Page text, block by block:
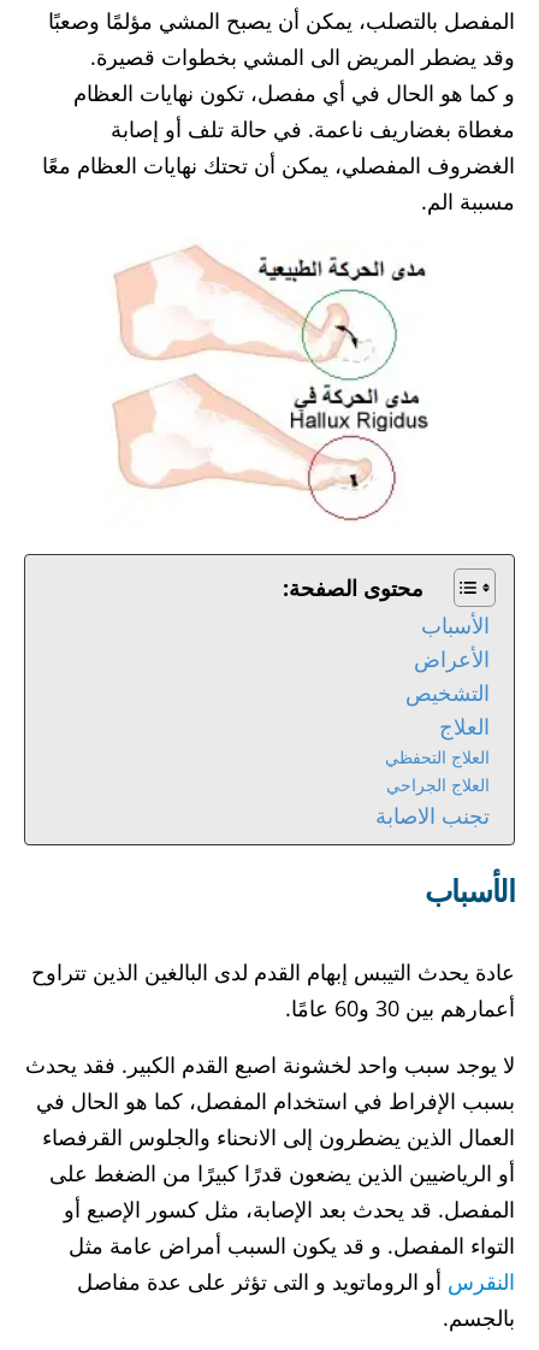
المفصل بالتصلب، يمكن أن يصبح المشي مؤلمًا وصعبًا
وقد يضطر المريض الى المشي بخطوات قصيرة.
و كما هو الحال في أي مفصل، تكون نهايات العظام
مغطاة بغضاريف ناعمة. في حالة تلف أو إصابة
الغضروف المفصلي، يمكن أن تحتك نهايات العظام معًا
مسببة الم.
محتوى الصفحة:
الأسباب
الأعراض
التشخيص
العلاج
العلاج التحفظي
العلاج الجراحي
تجنب الاصابة
الأسباب
عادة يحدث التيبس إبهام القدم لدى البالغين الذين تتراوح
أعمارهم بين 30 و60 عامًا.
لا يوجد سبب واحد لخشونة اصبع القدم الكبير. فقد يحدث
بسبب الإفراط في استخدام المفصل، كما هو الحال في
العمال الذين يضطرون إلى الانحناء والجلوس القرفصاء
أو الرياضيين الذين يضعون قدرًا كبيرًا من الضغط على
المفصل. قد يحدث بعد الإصابة، مثل كسور الإصبع أو
التواء المفصل. و قد يكون السبب أمراض عامة مثل
النقرس أو الروماتويد و التى تؤثر على عدة مفاصل
بالجسم.